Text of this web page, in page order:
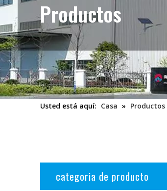
Productos
Usted está aquí: Casa » Productos
categoria de producto